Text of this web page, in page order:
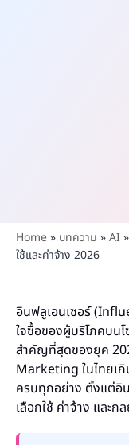
Home» บทความ »AI »
ใช้และค่าจ้าง 2026
อินฟลูเอนเซอร์
ใจซื้อของผู้บริโภคบน
สำคัญที่สุดของยุค
Marketing ในไทยเ
ครบทุกอย่าง ตั้งแต่อิน
เลือกใช้ ค่าจ้าง และ